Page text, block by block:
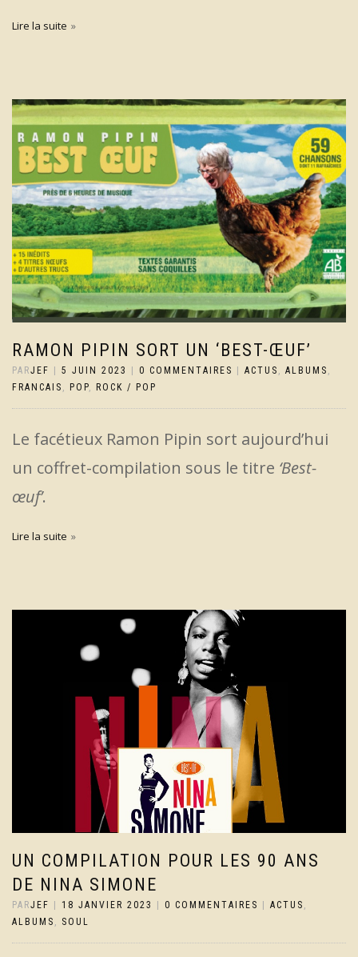
Lire la suite
RAMON PIPIN SORT UN ‘BEST-ŒUF’
PARJEF 5 JUIN 2023 0 COMMENTAIRES ACTUS , ALBUMS ,
FRANCAIS , POP, ROCK / POP
Le facétieux Ramon Pipin sort aujourd’hui
un coffret-compilation sous le titre ‘Best-
œuf’.
Lire la suite
UN COMPILATION POUR LES 90 ANS
DE NINA SIMONE
PARJEF | 18 JANVIER 2023 | 0 COMMENTAIRES | ACTUS
ALBUMS
SOUL